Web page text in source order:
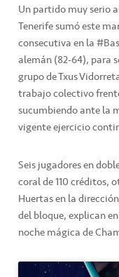
Un partido muy serio
Tenerife sumó este
consecutiva en la
alemán (82-64), para
grupo de Txus
trabajo colectivo
sucumbiendo ante la
vigente ejercicio
Seis jugadores en
coral de 110 créditos,
Huertas en la
del bloque, explican
noche mágica de